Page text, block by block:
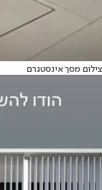
צילום מסך אינסטגרם